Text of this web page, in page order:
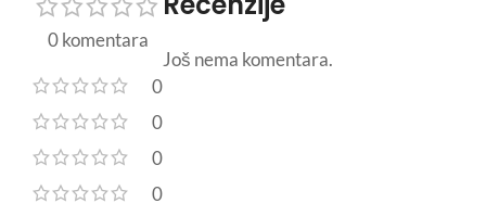
0 komentara
0
0
0
0
Još nema komentara.